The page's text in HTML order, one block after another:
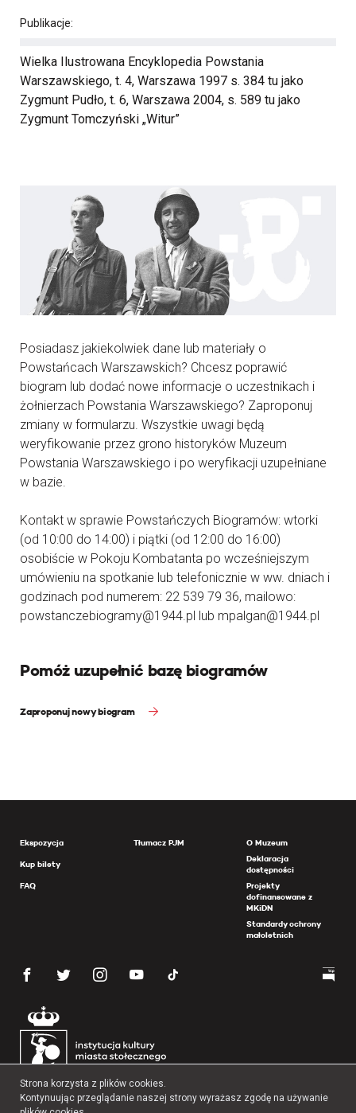
Publikacje:
Wielka Ilustrowana Encyklopedia Powstania
Warszawskiego, t. 4, Warszawa 1997 s. 384 tu jako
Zygmunt Pudło, t. 6, Warszawa 2004, s. 589 tu jako
Zygmunt Tomczyński „Witur”
Posiadasz jakiekolwiek dane lub materiały o
Powstańcach Warszawskich? Chcesz poprawić
biogram lub dodać nowe informacje o uczestnikach i
żołnierzach Powstania Warszawskiego? Zaproponuj
zmiany w formularzu. Wszystkie uwagi będą
weryfikowanie przez grono historyków Muzeum
Powstania Warszawskiego i po weryfikacji uzupełniane
w bazie.
Kontakt w sprawie Powstańczych Biogramów: wtorki
(od 10:00 do 14:00) i piątki (od 12:00 do 16:00)
osobiście w Pokoju Kombatanta po wcześniejszym
umówieniu na spotkanie lub telefonicznie w ww. dniach i
godzinach pod numerem: 22 539 79 36, mailowo:
powstanczebiogramy@1944.pl lub mpalgan@1944.pl
Pomóż uzupełnić bazę biogramów
Zaproponuj nowy biogram
Ekspozycja
Kup bilety
FAQ
Tłumacz PJM
O Muzeum
Deklaracja
dostępności
Projekty
dofinansowane z
MKiDN
Standardy ochrony
małoletnich
Strona korzysta z plików cookies.
Kontynuując przeglądanie naszej strony wyrażasz zgodę na używanie